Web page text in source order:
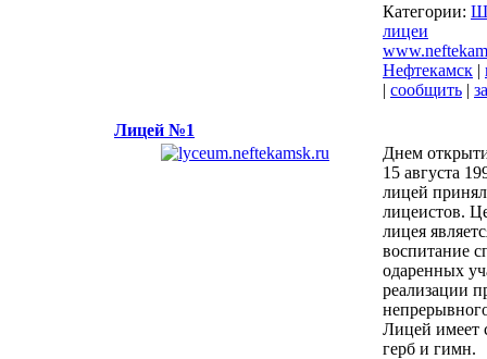
Категории:
лицеи
Нефтекамск |
| сообщить |
Лицей №1
Днем
15 августа
лицей
лицеистов.
лицея
воспитание
одаренных
реализации
Лицей имеет
герб и гимн.